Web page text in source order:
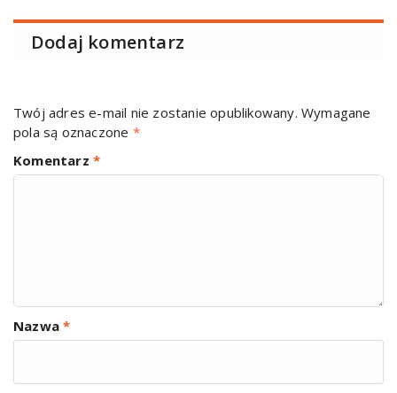
Dodaj komentarz
Twój adres e-mail nie zostanie opublikowany. Wymagane
pola są oznaczone *
Komentarz *
Nazwa*